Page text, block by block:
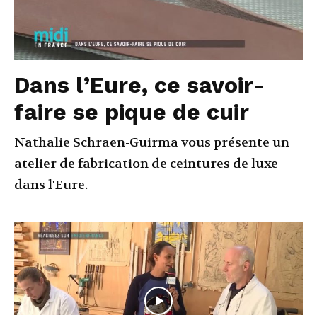
Dans l’Eure, ce savoir-
faire se pique de cuir
Nathalie Schraen-Guirma vous présente un
atelier de fabrication de ceintures de luxe
dans l'Eure.